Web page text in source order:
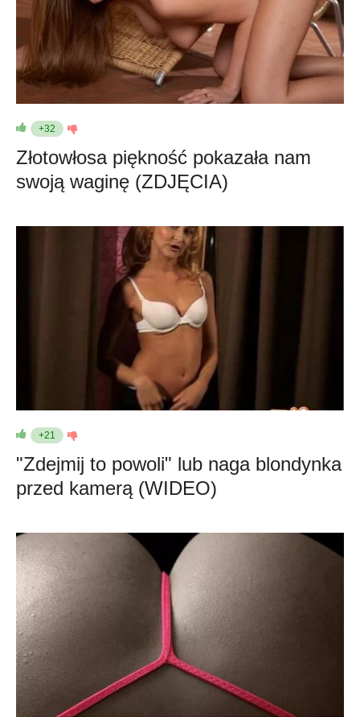
+32
Złotowłosa piękność pokazała nam
swoją waginę (ZDJĘCIA)
+21
"Zdejmij to powoli" lub naga blondynka
przed kamerą (WIDEO)